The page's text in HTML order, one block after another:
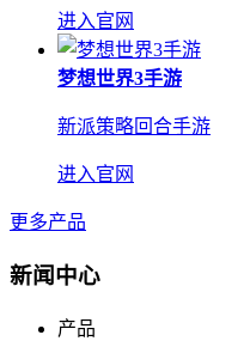
进入官网
梦想世界3手游
新派策略回合手游
进入官网
更多产品
新闻中心
产品